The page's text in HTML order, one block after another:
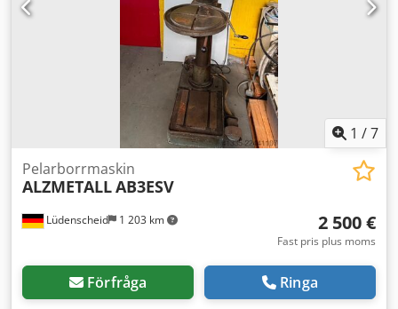
1 /7
Lüdenscheid 1 203 km
Pelarborrmaskin
ALZMETALLAB3ESV
2 500 €
Fast pris plus moms
Förfråga Ringa